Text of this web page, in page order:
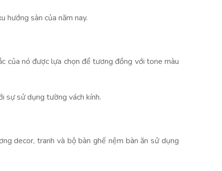
hướng sàn của năm nay.
của nó được lựa chọn để tương đồng với tone màu
sự sử dụng tường vách kính.
decor, tranh và bộ bàn ghế nệm bàn ăn sử dụng